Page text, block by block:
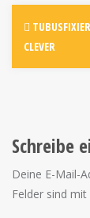
CLEVER
Schreibe
Deine E-Mail-
Felder sind mit